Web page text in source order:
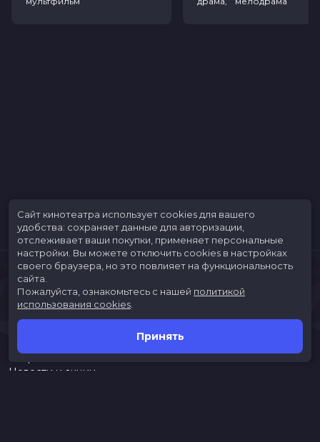
Скоро в кино
Новости и акции
Сайт кинотеатра использует cookies для вашего
удобства: сохраняет данные для авторизации,
отслеживает ваши покупки, применяет персональные
настройки. Вы можете отключить cookies в настройках
своего браузера, но это повлияет на функциональность
сайта.
Пожалуйста, ознакомьтесь с нашей политикой
использования cookies
Принять